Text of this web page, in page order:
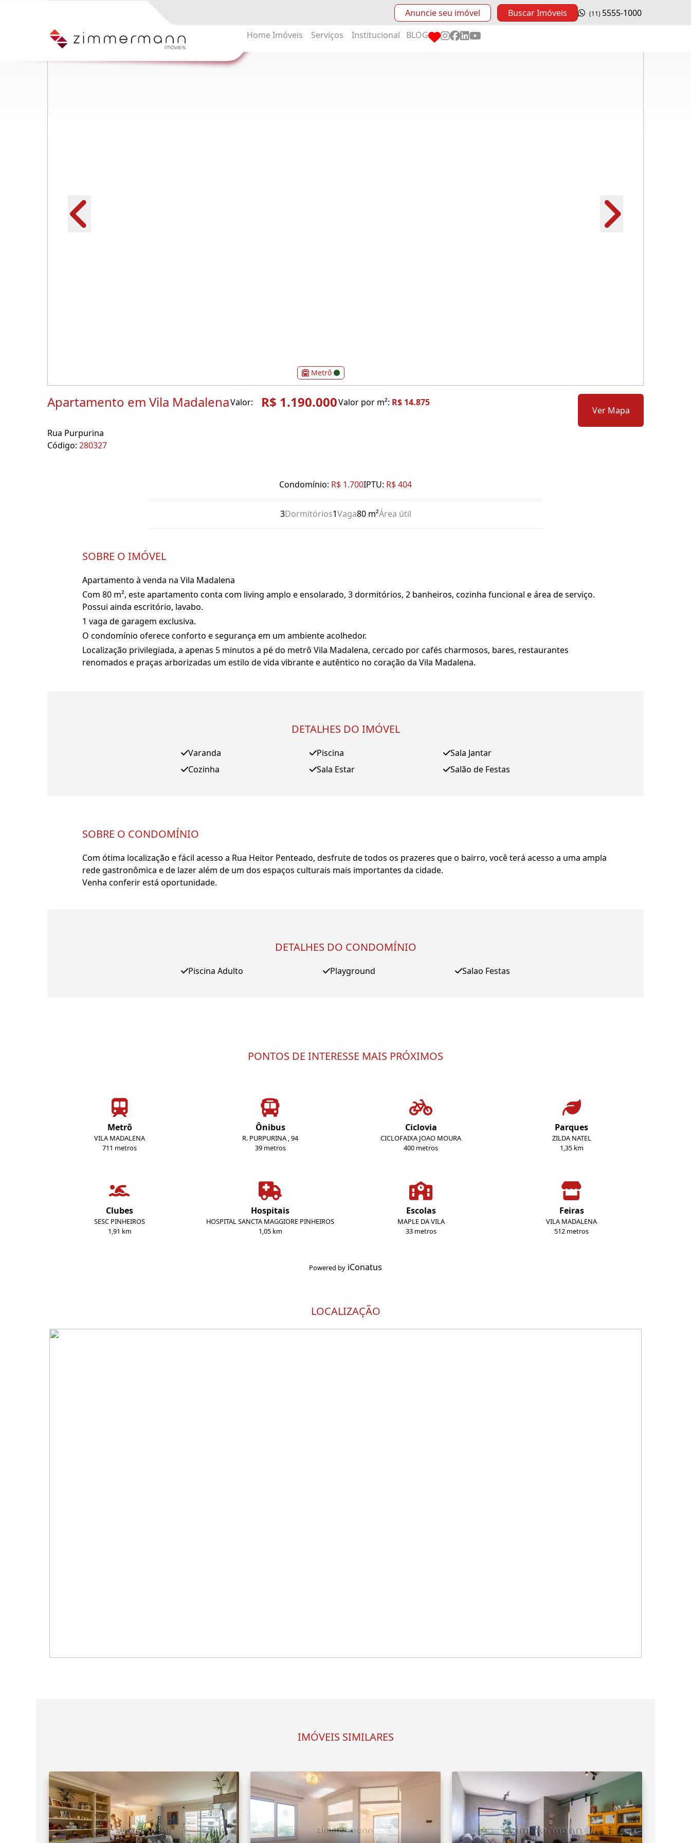
Anuncie seu imóvel Buscar Imóveis (11) 5555-1000
Home Imóveis Serviços Institucional BLOG
Metrô
Apartamento em Vila MadalenaValor: R$ 1.190.000Valor por m²: R$ 14.875
Rua Purpurina
Código: 280327
Ver Mapa
Condomínio: R$ 1.700IPTU: R$ 404
3Dormitórios1Vaga80 m²Área útil
SOBRE O IMÓVEL
Apartamento à venda na Vila Madalena
Com 80 m², este apartamento conta com living amplo e ensolarado, 3 dormitórios, 2 banheiros, cozinha funcional e área de serviço.
Possui ainda escritório, lavabo.
1 vaga de garagem exclusiva.
O condomínio oferece conforto e segurança em um ambiente acolhedor.
Localização privilegiada, a apenas 5 minutos a pé do metrô Vila Madalena, cercado por cafés charmosos, bares, restaurantes
renomados e praças arborizadas um estilo de vida vibrante e autêntico no coração da Vila Madalena.
DETALHES DO IMÓVEL
Varanda
Cozinha
Piscina
Sala Estar
Sala Jantar
Salão de Festas
SOBRE O CONDOMÍNIO
Com ótima localização e fácil acesso a Rua Heitor Penteado, desfrute de todos os prazeres que o bairro, você terá acesso a uma ampla
rede gastronômica e de lazer além de um dos espaços culturais mais importantes da cidade.
Venha conferir está oportunidade.
DETALHES DO CONDOMÍNIO
Piscina Adulto Playground Salao Festas
PONTOS DE INTERESSE MAIS PRÓXIMOS
Metrô
VILA MADALENA
711 metros
Ônibus
R. PURPURINA , 94
39 metros
Ciclovia
CICLOFAIXA JOAO MOURA
400 metros
Parques
ZILDA NATEL
1,35 km
Clubes
SESC PINHEIROS
1,91 km
Hospitais
HOSPITAL SANCTA MAGGIORE PINHEIROS
1,05 km
Escolas
MAPLE DA VILA
33 metros
Feiras
VILA MADALENA
512 metros
Powered by iConatus
LOCALIZAÇÃO
IMÓVEIS SIMILARES